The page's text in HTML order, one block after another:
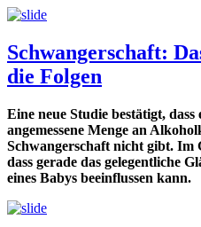
Schwangerschaft:
die Folgen
Eine neue Studie bestätigt, dass
angemessene Menge an
Schwangerschaft nicht gibt. Im
dass gerade das gelegentliche
eines Babys beeinflussen kann.